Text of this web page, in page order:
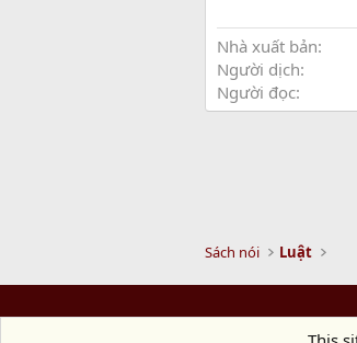
Nhà xuất bản
Người dịch
Người đọc
Sách nói Luật